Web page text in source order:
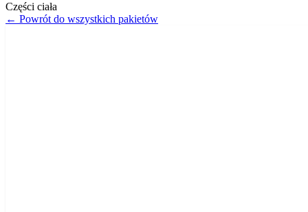
Części ciała
← Powrót do wszystkich pakietów